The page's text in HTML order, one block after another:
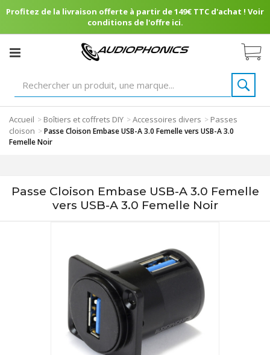
Profitez de la livraison offerte à partir de 149€ TTC d'achat ! Voir
conditions de l'offre ici.
Accueil > Boîtiers et coffrets DIY >Accessoires divers > Passes
cloison >Passe Cloison Embase USB-A 3.0 Femelle vers USB-A 3.0
Femelle Noir
Passe Cloison Embase USB-A 3.0 Femelle
vers USB-A 3.0 Femelle Noir